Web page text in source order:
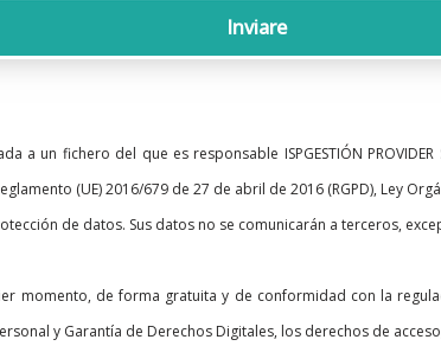
a un fichero del que es responsable ISPGESTIÓN
(UE) 2016/679 de 27 de abril de 2016 (RGPD), Ley
de datos. Sus datos no se comunicarán a terceros,
momento, de forma gratuita y de conformidad con la
y Garantía de Derechos Digitales, los derechos de